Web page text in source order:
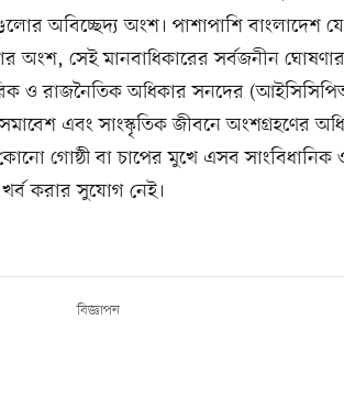
অবিচ্ছেদ্য অংশ। পাশাপাশি বাংলাদেশ যে
অংশ, সেই মানবাধিকারের সর্বজনীন
ও রাজনৈতিক অধিকার সনদের
এবং সাংস্কৃতিক জীবনে অংশগ্রহণের
গোষ্ঠী বা চাপের মুখে এসব সাংবিধানিক
করার সুযোগ নেই।
বিজ্ঞাপন